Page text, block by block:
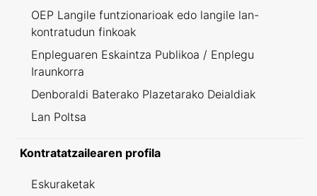
OEP Langile funtzionarioak edo langile lan-
kontratudun finkoak
Enpleguaren Eskaintza Publikoa / Enplegu
Iraunkorra
Denboraldi Baterako Plazetarako Deialdiak
Lan Poltsa
Kontratatzailearen profila
Eskuraketak